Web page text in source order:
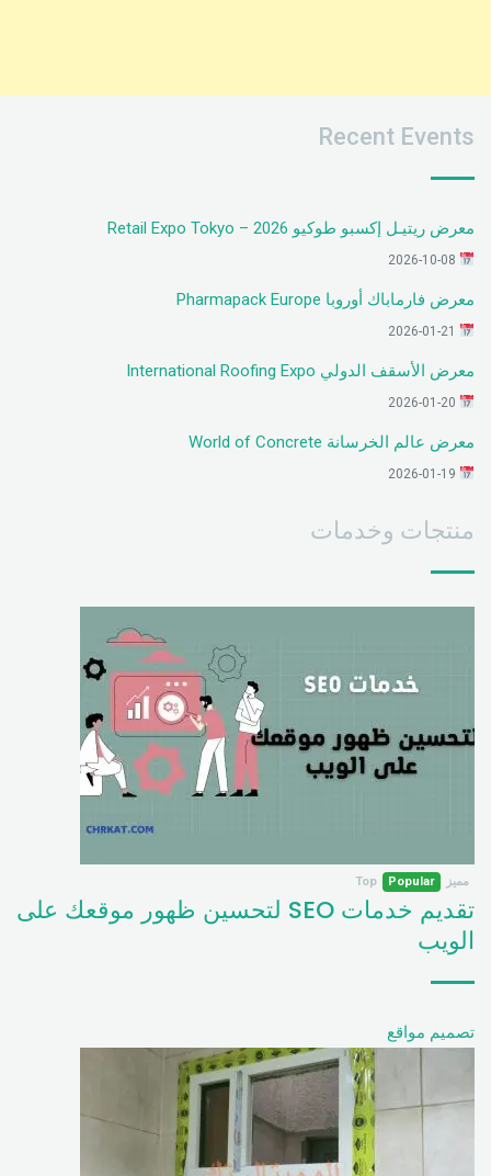
Recent Events
معرض ريتيـل إكسبو طوكيو 2026 – Retail Expo Tokyo
معرض فارماباك أوروبا Pharmapack Europe
معرض الأسقف الدولي International Roofing Expo
معرض عالم الخرسانة World of Concrete
منتجات وخدمات
مميز Popular
Top
تقديم خدمات SEO لتحسين ظهور موقعك على
الويب
تصميم مواقع